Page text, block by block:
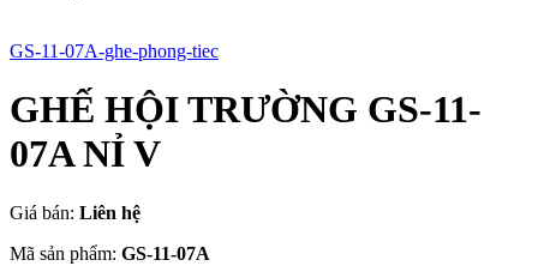
GS-11-07A-ghe-phong-tiec
GHẾ HỘI TRƯỜNG GS-11-
07A NỈ V
Giá bán: Liên hệ
Mã sản phẩm: GS-11-07A